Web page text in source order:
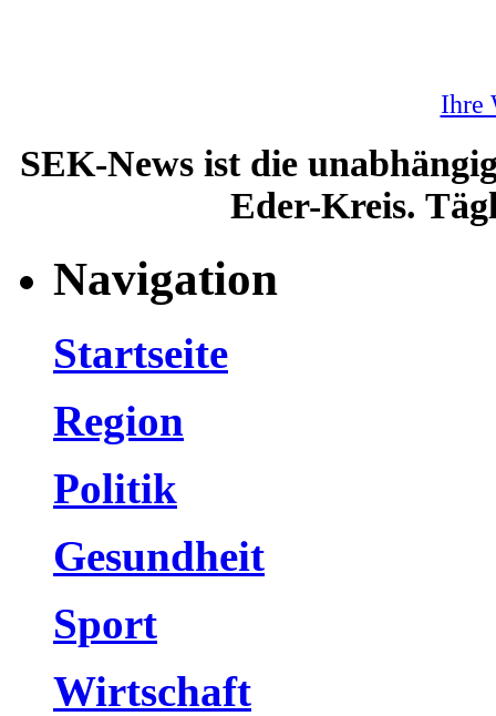
Ihre
SEK-News ist die
Eder-Kreis.
Navigation
Startseite
Region
Politik
Gesundheit
Sport
Wirtschaft